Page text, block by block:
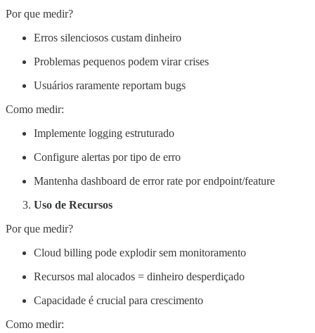
Por que medir?
Erros silenciosos custam dinheiro
Problemas pequenos podem virar crises
Usuários raramente reportam bugs
Como medir:
Implemente logging estruturado
Configure alertas por tipo de erro
Mantenha dashboard de error rate por endpoint/feature
Uso de Recursos
Por que medir?
Cloud billing pode explodir sem monitoramento
Recursos mal alocados = dinheiro desperdiçado
Capacidade é crucial para crescimento
Como medir: